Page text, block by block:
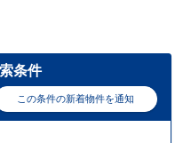
条件
この条件の新着物件を通知